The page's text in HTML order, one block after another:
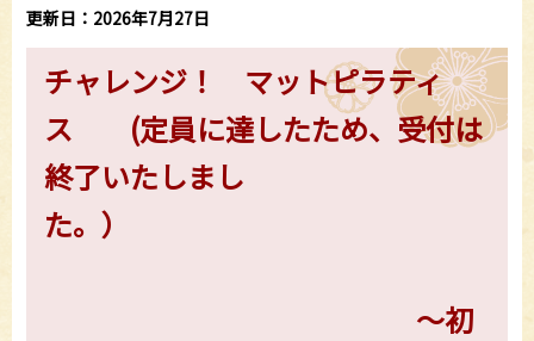
更新日：2026年7月27日
チャレンジ！ マットピラティ
ス (定員に達したため、受付は
終了いたしまし
た。）
～初